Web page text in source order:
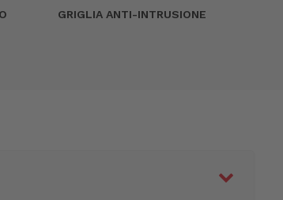
GRIGLIA ANTI-INTRUSIONE